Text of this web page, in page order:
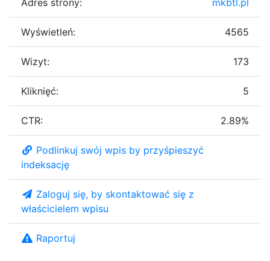
Wyświetleń: 4565
Wizyt: 173
Kliknięć: 5
CTR: 2.89%
Podlinkuj swój wpis by przyśpieszyć
indeksację
Zaloguj się, by skontaktować się z
właścicielem wpisu
Raportuj